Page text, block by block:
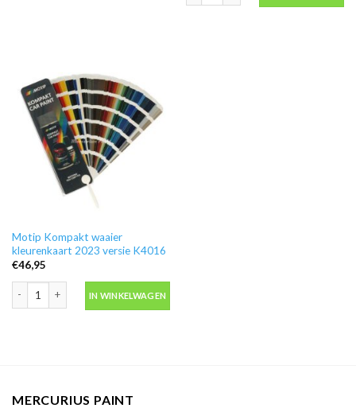
Motip Kompakt waaier
kleurenkaart 2023 versie K4016
€46,95
IN WINKELWAGEN
MERCURIUS PAINT